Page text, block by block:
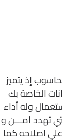
إذ يتميز
الخاصة بك
وله أداء
تهدد امـــن و
اصلاحه كما